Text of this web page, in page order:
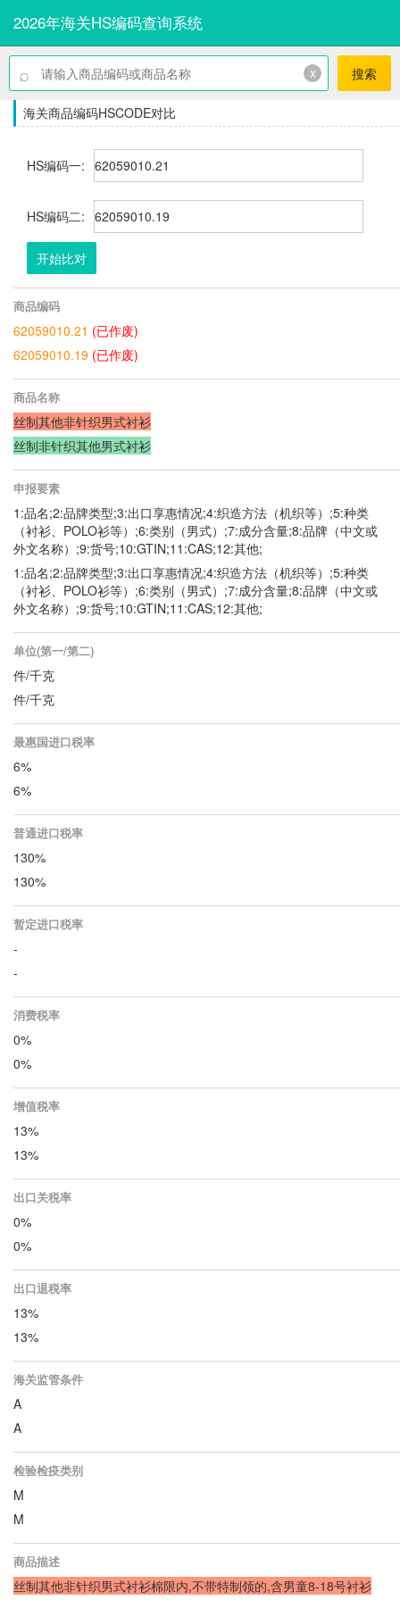
2026年海关HS编码查询系统
⌕ x 搜索
海关商品编码HSCODE对比
HS编码一:
HS编码二:
开始比对
商品编码
62059010.21 (已作废)
62059010.19 (已作废)
商品名称
丝制其他非针织男式衬衫
丝制非针织其他男式衬衫
申报要素
1:品名;2:品牌类型;3:出口享惠情况;4:织造方法（机织等）;5:种类
（衬衫、POLO衫等）;6:类别（男式）;7:成分含量;8:品牌（中文或
外文名称）;9:货号;10:GTIN;11:CAS;12:其他;
1:品名;2:品牌类型;3:出口享惠情况;4:织造方法（机织等）;5:种类
（衬衫、POLO衫等）;6:类别（男式）;7:成分含量;8:品牌（中文或
外文名称）;9:货号;10:GTIN;11:CAS;12:其他;
单位(第一/第二)
件/千克
件/千克
最惠国进口税率
6%
6%
普通进口税率
130%
130%
暂定进口税率
-
-
消费税率
0%
0%
增值税率
13%
13%
出口关税率
0%
0%
出口退税率
13%
13%
海关监管条件
A
A
检验检疫类别
M
M
商品描述
丝制其他非针织男式衬衫棉限内,不带特制领的,含男童8-18号衬衫